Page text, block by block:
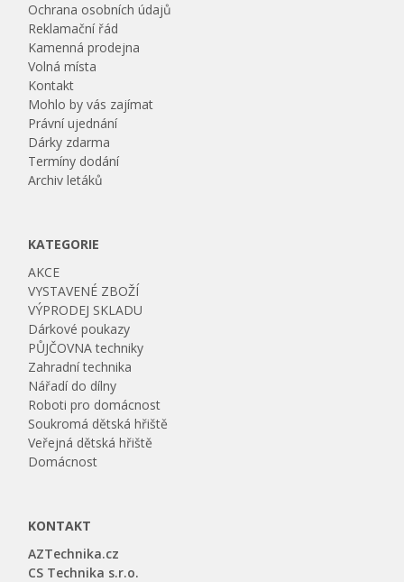
Ochrana osobních údajů
Reklamační řád
Kamenná prodejna
Volná místa
Kontakt
Mohlo by vás zajímat
Právní ujednání
Dárky zdarma
Termíny dodání
Archiv letáků
KATEGORIE
AKCE
VYSTAVENÉ ZBOŽÍ
VÝPRODEJ SKLADU
Dárkové poukazy
PŮJČOVNA techniky
Zahradní technika
Nářadí do dílny
Roboti pro domácnost
Soukromá dětská hřiště
Veřejná dětská hřiště
Domácnost
KONTAKT
AZTechnika.cz
CS Technika s.r.o.